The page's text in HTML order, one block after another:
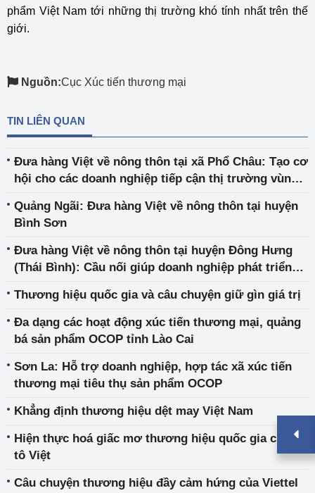
phẩm Việt Nam tới những thị trường khó tính nhất trên thế
giới.
Nguồn:Cục Xúc tiến thương mại
TIN LIÊN QUAN
Đưa hàng Việt về nông thôn tại xã Phổ Châu: Tạo cơ
hội cho các doanh nghiệp tiếp cận thị trường vùng
Quảng Ngãi: Đưa hàng Việt về nông thôn tại huyện
Bình Sơn
Đưa hàng Việt về nông thôn tại huyện Đông Hưng
(Thái Bình): Cầu nối giúp doanh nghiệp phát triển
Thương hiệu quốc gia và câu chuyện giữ gìn giá trị
Đa dạng các hoạt động xúc tiến thương mại, quảng
bá sản phẩm OCOP tỉnh Lào Cai
Sơn La: Hỗ trợ doanh nghiệp, hợp tác xã xúc tiến
thương mại tiêu thụ sản phẩm OCOP
Khẳng định thương hiệu dệt may Việt Nam
Hiện thực hoá giấc mơ thương hiệu quốc gia cho ô
tô Việt
Câu chuyện thương hiệu đầy cảm hứng của Viettel